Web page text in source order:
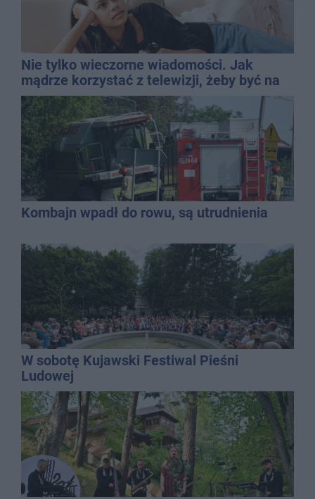
Nie tylko wieczorne wiadomości. Jak
mądrze korzystać z telewizji, żeby być na
bieżąco, ale nie żyć w informacyjnym
chaosie?
Kombajn wpadł do rowu, są utrudnienia
W sobotę Kujawski Festiwal Pieśni
Ludowej